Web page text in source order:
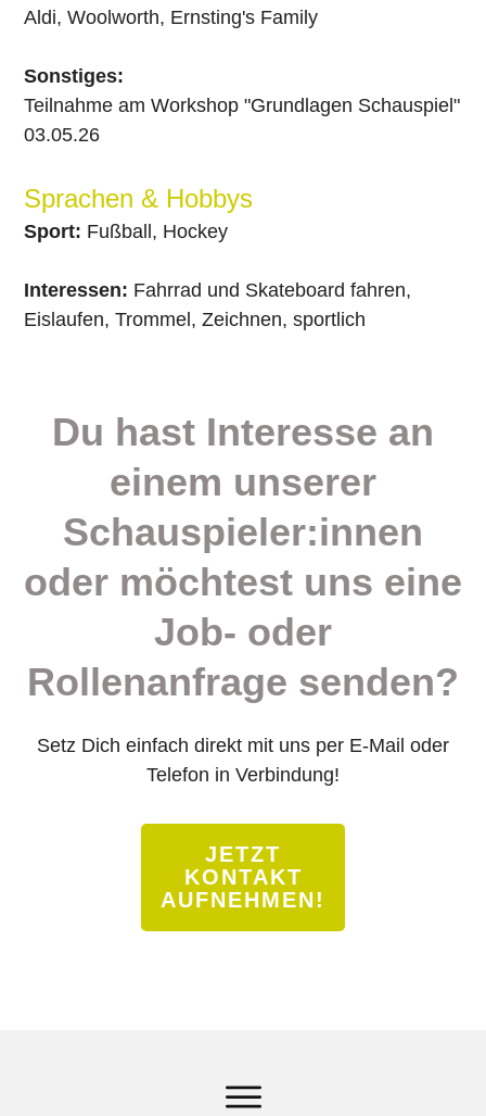
Aldi, Woolworth, Ernsting's Family
Sonstiges:
Teilnahme am Workshop "Grundlagen Schauspiel"
03.05.26
Sprachen & Hobbys
Sport: Fußball, Hockey
Interessen: Fahrrad und Skateboard fahren,
Eislaufen, Trommel, Zeichnen, sportlich
Du hast Interesse an
einem unserer
Schauspieler:innen
oder möchtest uns eine
Job- oder
Rollenanfrage senden?
Setz Dich einfach direkt mit uns per E-Mail oder
Telefon in Verbindung!
JETZT
KONTAKT
AUFNEHMEN!